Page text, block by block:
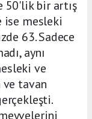
50'lik bir artış
ise mesleki
63. Sadece
aynı
ve
tavan